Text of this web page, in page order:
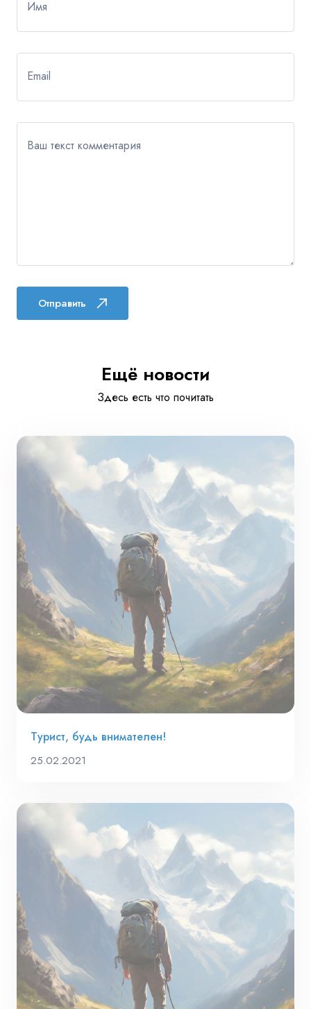
Имя
Email
Ваш текст комментария
Отправить
Ещё новости
Здесь есть что почитать
Турист, будь внимателен!
25.02.2021